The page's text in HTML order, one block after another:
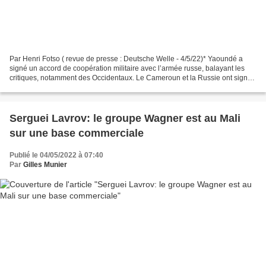
Par Henri Fotso ( revue de presse : Deutsche Welle - 4/5/22)* Yaoundé a
signé un accord de coopération militaire avec l’armée russe, balayant les
critiques, notamment des Occidentaux. Le Cameroun et la Russie ont signé
Serguei Lavrov: le groupe Wagner est au Mali
sur une base commerciale
Publié le 04/05/2022 à 07:40
Par Gilles Munier